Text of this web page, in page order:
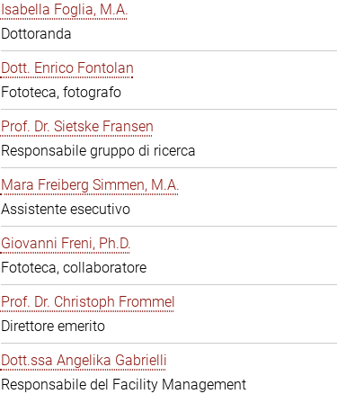
Isabella Foglia, M.A.
Dottoranda
Dott. Enrico Fontolan
Fototeca, fotografo
Prof. Dr. Sietske Fransen
Responsabile gruppo di ricerca
Mara Freiberg Simmen, M.A.
Assistente esecutivo
Giovanni Freni, Ph.D.
Fototeca, collaboratore
Prof. Dr. Christoph Frommel
Direttore emerito
Dott.ssa Angelika Gabrielli
Responsabile del Facility Management